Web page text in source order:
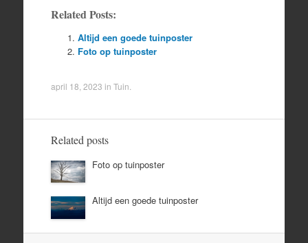
Related Posts:
Altijd een goede tuinposter
Foto op tuinposter
april 18, 2023 in Tuin
Related posts
Foto op tuinposter
Altijd een goede tuinposter